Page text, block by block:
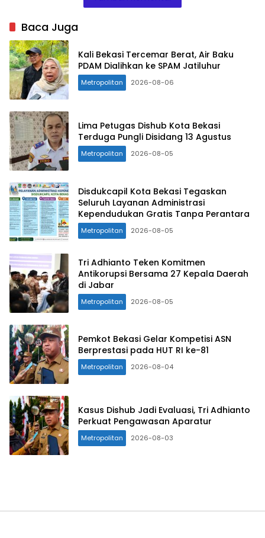
Baca Juga
Kali Bekasi Tercemar Berat, Air Baku
PDAM Dialihkan ke SPAM Jatiluhur
Metropolitan 2026-08-06
Lima Petugas Dishub Kota Bekasi
Terduga Pungli Disidang 13 Agustus
Metropolitan 2026-08-05
Disdukcapil Kota Bekasi Tegaskan
Seluruh Layanan Administrasi
Kependudukan Gratis Tanpa Perantara
Metropolitan 2026-08-05
Tri Adhianto Teken Komitmen
Antikorupsi Bersama 27 Kepala Daerah
di Jabar
Metropolitan 2026-08-05
Pemkot Bekasi Gelar Kompetisi ASN
Berprestasi pada HUT RI ke-81
Metropolitan 2026-08-04
Kasus Dishub Jadi Evaluasi, Tri Adhianto
Perkuat Pengawasan Aparatur
Metropolitan 2026-08-03